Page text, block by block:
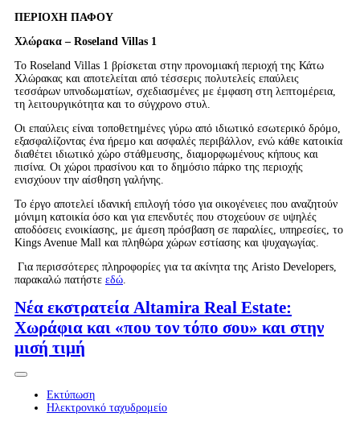
ΠΕΡΙΟΧΗ ΠΑΦΟΥ
Χλώρακα – Roseland Villas 1
Το Roseland Villas 1 βρίσκεται στην προνομιακή περιοχή της Κάτω
Χλώρακας και αποτελείται από τέσσερις πολυτελείς επαύλεις
τεσσάρων υπνοδωματίων, σχεδιασμένες με έμφαση στη λεπτομέρεια,
τη λειτουργικότητα και το σύγχρονο στυλ.
Οι επαύλεις είναι τοποθετημένες γύρω από ιδιωτικό εσωτερικό δρόμο,
εξασφαλίζοντας ένα ήρεμο και ασφαλές περιβάλλον, ενώ κάθε κατοικία
διαθέτει ιδιωτικό χώρο στάθμευσης, διαμορφωμένους κήπους και
πισίνα. Οι χώροι πρασίνου και το δημόσιο πάρκο της περιοχής
ενισχύουν την αίσθηση γαλήνης.
Το έργο αποτελεί ιδανική επιλογή τόσο για οικογένειες που αναζητούν
μόνιμη κατοικία όσο και για επενδυτές που στοχεύουν σε υψηλές
αποδόσεις ενοικίασης, με άμεση πρόσβαση σε παραλίες, υπηρεσίες, το
Kings Avenue Mall και πληθώρα χώρων εστίασης και ψυχαγωγίας.
Για περισσότερες πληροφορίες για τα ακίνητα της Aristo Developers,
παρακαλώ πατήστε εδώ
Νέα εκστρατεία Altamira Real Estate:
Χωράφια και «που τον τόπο σου» και στην
μισή τιμή
Εκτύπωση
Ηλεκτρονικό ταχυδρομείο